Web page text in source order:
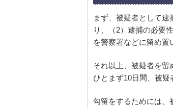
まず、被疑者として
り、（2）逮捕の必要
を警察署などに留め置
それ以上、被疑者を留
ひとまず10日間、被疑
勾留をするためには、